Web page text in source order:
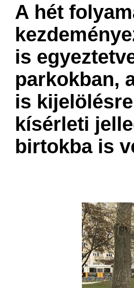
A hét
is
parkokban,
is
kísérleti
birtokba is